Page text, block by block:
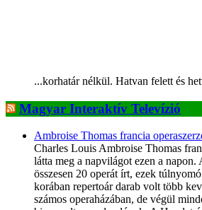
...korhatár nélkül. Hatvan felett és
Magyar Interaktív Televízió
Ambroise Thomas francia
Charles Louis Ambroise Thomas
látta meg a napvilágot ezen a napon.
összesen 20 operát írt, ezek
korában repertoár darab volt több
számos operaházában, de végül